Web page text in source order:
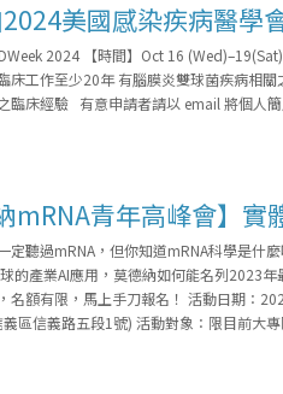
2024美國感染疾病醫學
2024 【時間】Oct 16
床工作至少20年 有腦膜炎雙球菌疾病相
臨床經驗 有意申請者請以 email 將個人
mRNA青年高峰會】
定聽過mRNA，但你知道mRNA科學是什
的產業AI應用，莫德納如何能名列2023
名額有限，馬上手刀報名！ 活動日期：
區信義路五段1號) 活動對象：限目前大